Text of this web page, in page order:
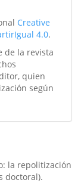
Creative
4.0.
de la revista
quien
según
la repolitización
doctoral).